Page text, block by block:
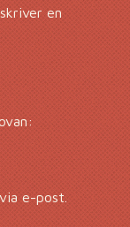
en
e-post.